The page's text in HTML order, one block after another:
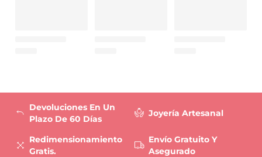
Devoluciones En Un
Plazo De 60 Días
Redimensionamiento
Gratis.
Joyería Artesanal
Envío Gratuito Y
Asegurado